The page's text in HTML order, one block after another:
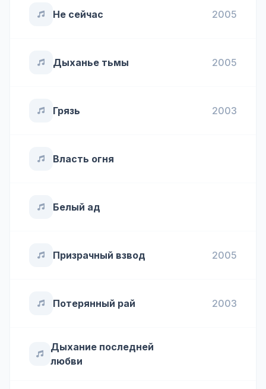
Не сейчас 2005
Дыханье тьмы 2005
Грязь 2003
Власть огня
Белый ад
Призрачный взвод 2005
Потерянный рай 2003
Дыхание последней
любви